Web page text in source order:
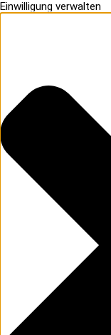
Einwilligung verwalten